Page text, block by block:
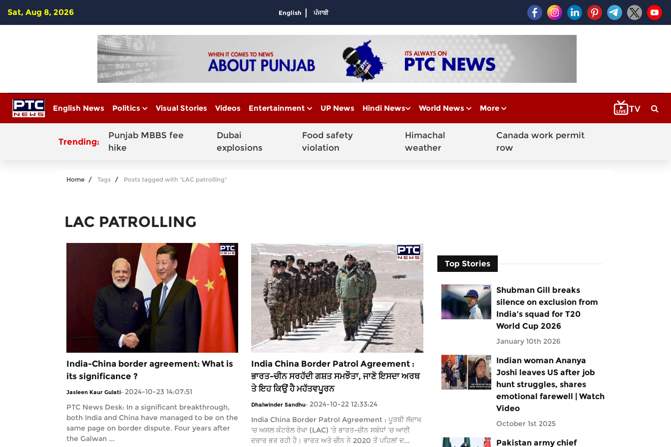
Sat, Aug 8, 2026 English ਪੰਜਾਬੀ
English News Politics Visual Stories Videos Entertainment UP News Hindi News World News More
Trending:
Punjab MBBS fee
hike
Dubai
explosions
Food safety
violation
Himachal
weather
Canada work permit
row
Home Tags Posts tagged with "LAC patrolling"
LAC PATROLLING
India-China border agreement: What is
its significance ?
Jasleen Kaur Gulati- 2024-10-23 14:07:51
PTC News Desk: In a significant breakthrough,
both India and China have managed to be on the
same page on border dispute. Four years after
the Galwan ...
India China Border Patrol Agreement :
ਭਾਰਤ-ਚੀਨ ਸਰਹੱਦੀ ਗਸ਼ਤ ਸਮਝੌਤਾ, ਜਾਣੋ ਇਸਦਾ ਅਰਥ
ਤੇ ਇਹ ਕਿਉਂ ਹੈ ਮਹੱਤਵਪੂਰਨ
Dhalwinder Sandhu- 2024-10-22 12:33:24
India China Border Patrol Agreement : ਪੂਰਬੀ ਲੱਦਾਖ
'ਚ ਅਸਲ ਕੰਟਰੋਲ ਰੇਖਾ (LAC) 'ਤੇ ਭਾਰਤ-ਚੀਨ ਸਬੰਧਾਂ ’ਚ ਆਈ
ਦਰਾਰ ਭਰ ਰਹੀ ਹੈ। ਭਾਰਤ ਅਤੇ ਚੀਨ ਨੇ 2020 ਤੋਂ ਪਹਿਲਾਂ ਦ...
Top Stories
Shubman Gill breaks
silence on exclusion from
India’s squad for T20
World Cup 2026
January 10th 2026
Indian woman Ananya
Joshi leaves US after job
hunt struggles, shares
emotional farewell | Watch
Video
October 1st 2025
Pakistan army chief